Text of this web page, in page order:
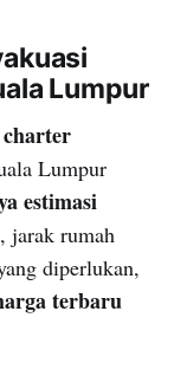
Lumpur
charter
Lumpur
estimasi
jarak rumah
diperlukan,
terbaru